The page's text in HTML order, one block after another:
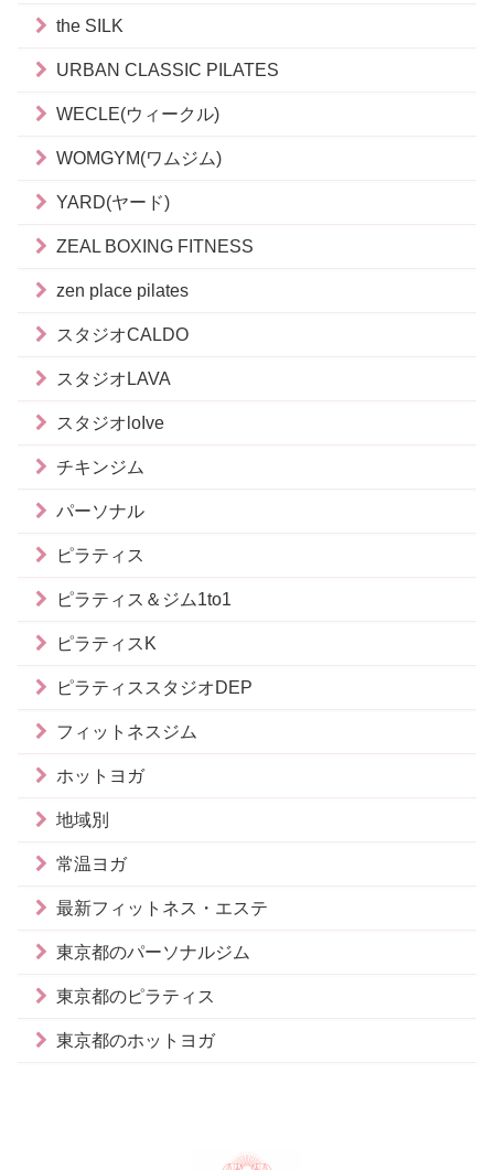
the SILK
URBAN CLASSIC PILATES
WECLE(ウィークル)
WOMGYM(ワムジム)
YARD(ヤード)
ZEAL BOXING FITNESS
zen place pilates
スタジオCALDO
スタジオLAVA
スタジオloIve
チキンジム
パーソナル
ピラティス
ピラティス＆ジム1to1
ピラティスK
ピラティススタジオDEP
フィットネスジム
ホットヨガ
地域別
常温ヨガ
最新フィットネス・エステ
東京都のパーソナルジム
東京都のピラティス
東京都のホットヨガ